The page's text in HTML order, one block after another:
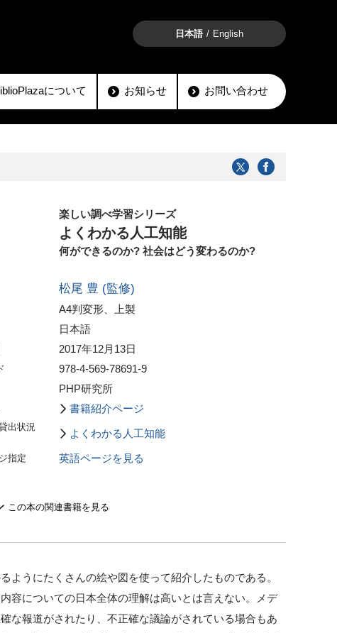
日本語 English
について お知らせ お問い合わせ
楽しい調べ学習シリーズ
よくわかる人工知能
何ができるのか? 社会はどう変わるのか?
松尾 豊 (監修)
A4判変形、上製
日本語
2017年12月13日
978-4-569-78691-9
PHP研究所
書籍紹介ページ
出状況
よくわかる人工知能
指定 英語ページを見る
この本の関連書籍を見る
ようにたくさんの絵や図を使って紹介したものである。
容についての日本全体の理解は高いとは言えない。メデ
な報道がされたり、不正確な議論がされている場合もあ